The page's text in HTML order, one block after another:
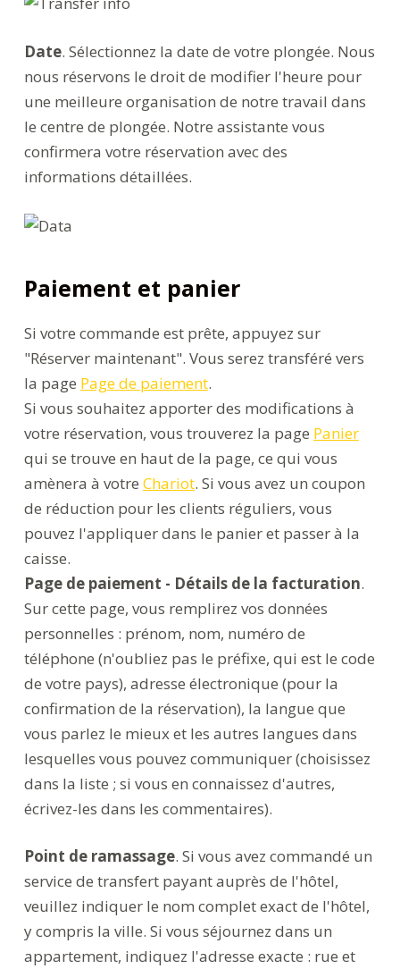
Date. Sélectionnez la date de votre plongée. Nous
nous réservons le droit de modifier l'heure pour
une meilleure organisation de notre travail dans
le centre de plongée. Notre assistante vous
confirmera votre réservation avec des
informations détaillées.
Paiement et panier
Si votre commande est prête, appuyez sur
"Réserver maintenant". Vous serez transféré vers
la page Page de paiement.
Si vous souhaitez apporter des modifications à
votre réservation, vous trouverez la page Panier
qui se trouve en haut de la page, ce qui vous
amènera à votre Chariot. Si vous avez un coupon
de réduction pour les clients réguliers, vous
pouvez l'appliquer dans le panier et passer à la
caisse.
Page de paiement - Détails de la facturation.
Sur cette page, vous remplirez vos données
personnelles : prénom, nom, numéro de
téléphone (n'oubliez pas le préfixe, qui est le code
de votre pays), adresse électronique (pour la
confirmation de la réservation), la langue que
vous parlez le mieux et les autres langues dans
lesquelles vous pouvez communiquer (choisissez
dans la liste ; si vous en connaissez d'autres,
écrivez-les dans les commentaires).
Point de ramassage. Si vous avez commandé un
service de transfert payant auprès de l'hôtel,
veuillez indiquer le nom complet exact de l'hôtel,
y compris la ville. Si vous séjournez dans un
appartement, indiquez l'adresse exacte : rue et